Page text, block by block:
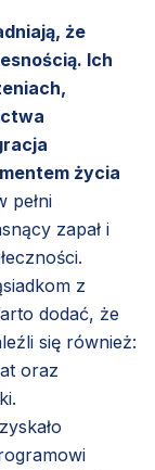
że
Ich
życia
pełni
zapał i
z
dodać, że
się również:
oraz